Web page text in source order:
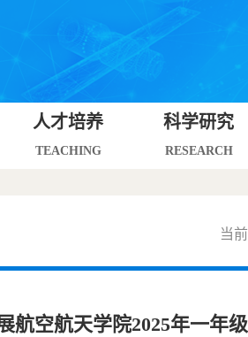
人才培养
TEACHING
科学研究
RESEARCH
当
航空航天学院2025年一年